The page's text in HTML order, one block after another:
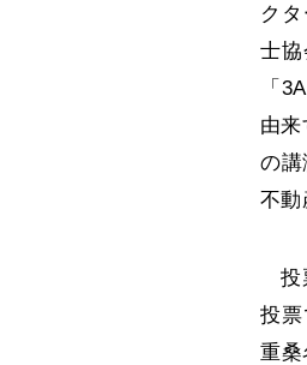
ク
士
「
由
の講
不動
投
投
重桑